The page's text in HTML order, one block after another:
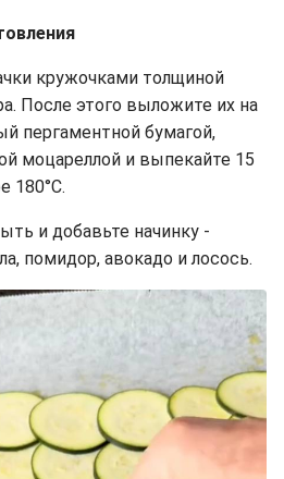
кружочками толщиной
После этого выложите их на
пергаментной бумагой,
моцареллой и выпекайте 15
180°C.
и добавьте начинку -
помидор, авокадо и лосось.